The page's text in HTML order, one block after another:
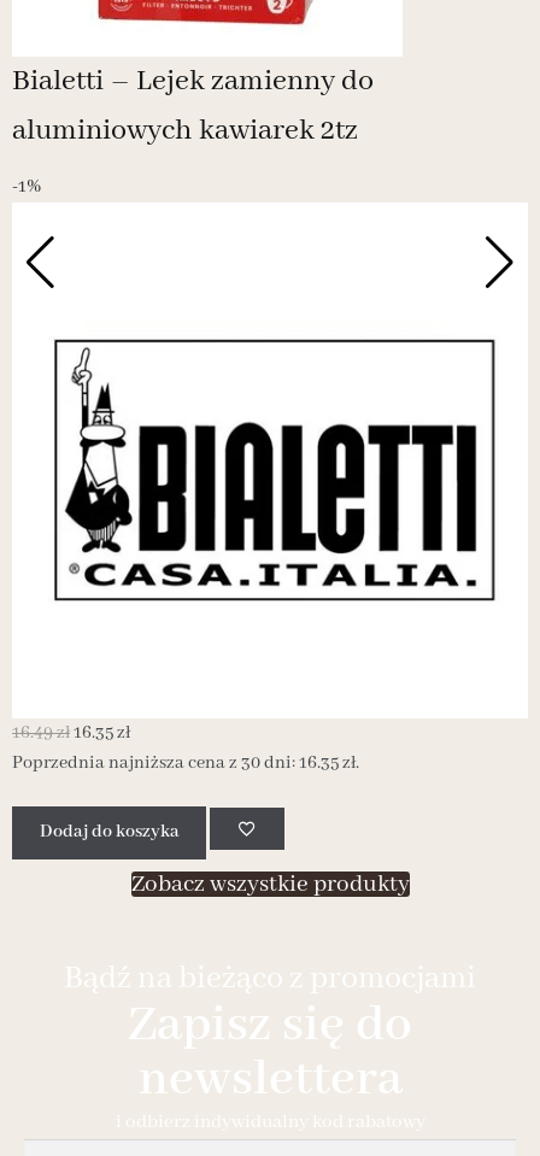
Bialetti – Lejek zamienny do
aluminiowych kawiarek 2tz
-1%
16.49zł16.35zł
Poprzednia najniższa cena z 30 dni:16.35zł.
Dodaj do koszyka
Zobacz wszystkie produkty
Bądź na bieżąco z promocjami
Zapisz się do
newslettera
i odbierz indywidualny kod rabatowy